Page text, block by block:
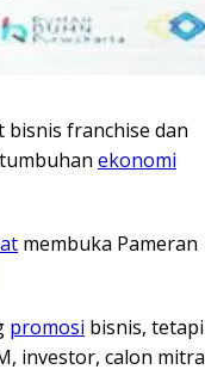
bisnis franchise dan
ekonomi
membuka Pameran
promosi bisnis, tetapi
investor, calon mitra